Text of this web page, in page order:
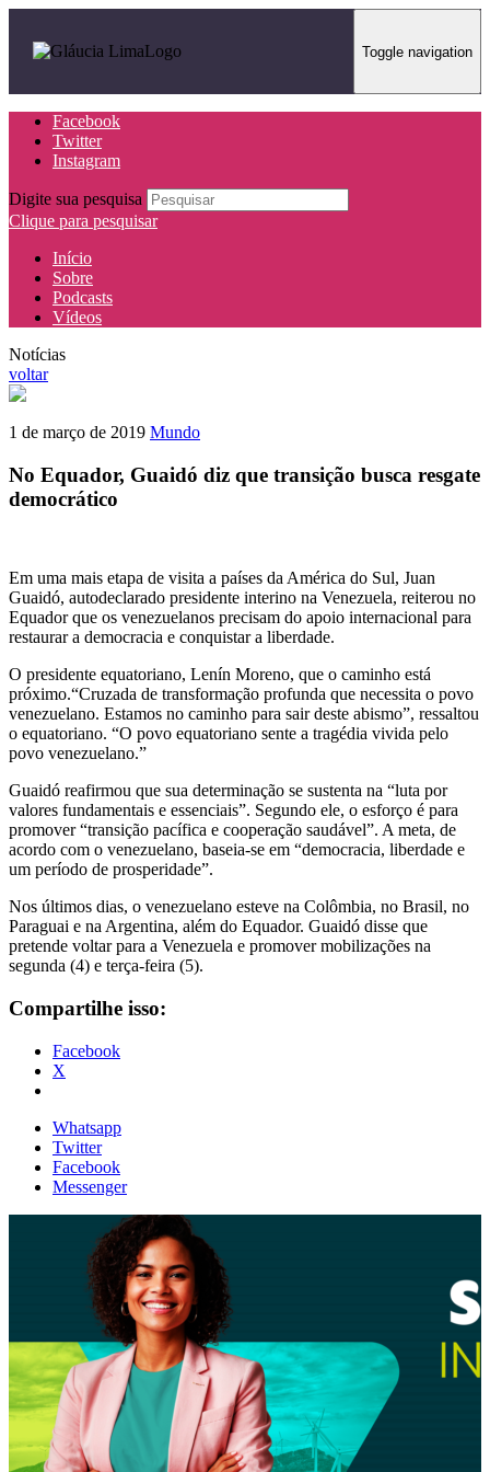
Toggle navigation
Facebook
Twitter
Instagram
Digite sua pesquisa
Clique para pesquisar
Início
Sobre
Podcasts
Vídeos
Notícias
voltar
1 de março de 2019 Mundo
No Equador, Guaidó diz que transição busca resgate
democrático
Em uma mais etapa de visita a países da América do Sul, Juan
Guaidó, autodeclarado presidente interino na Venezuela, reiterou no
Equador que os venezuelanos precisam do apoio internacional para
restaurar a democracia e conquistar a liberdade.
O presidente equatoriano, Lenín Moreno, que o caminho está
próximo.“Cruzada de transformação profunda que necessita o povo
venezuelano. Estamos no caminho para sair deste abismo”, ressaltou
o equatoriano. “O povo equatoriano sente a tragédia vivida pelo
povo venezuelano.”
Guaidó reafirmou que sua determinação se sustenta na “luta por
valores fundamentais e essenciais”. Segundo ele, o esforço é para
promover “transição pacífica e cooperação saudável”. A meta, de
acordo com o venezuelano, baseia-se em “democracia, liberdade e
um período de prosperidade”.
Nos últimos dias, o venezuelano esteve na Colômbia, no Brasil, no
Paraguai e na Argentina, além do Equador. Guaidó disse que
pretende voltar para a Venezuela e promover mobilizações na
segunda (4) e terça-feira (5).
Compartilhe isso:
Facebook
X
Whatsapp
Twitter
Facebook
Messenger